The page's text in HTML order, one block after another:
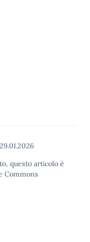
29.01.2026
questo articolo è
Commons